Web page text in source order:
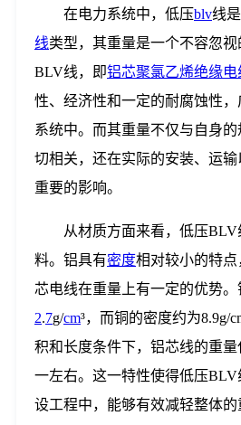
在电力系统中，低压blv线
线类型，其重量是一个不容忽
BLV线，即铝芯聚氯乙烯绝缘电
性、经济性和一定的耐腐蚀性
系统中。而其重量不仅与自身
切相关，还在实际的安装、运
重要的影响。
从材质方面来看，低压
料。铝具有密度相对较小的特
芯电线在重量上有一定的优势
2.7g/cm³，而铜的密度约为8.9g/
积和长度条件下，铝芯线的重
一左右。这一特性使得低压
设工程中，能够有效减轻整体